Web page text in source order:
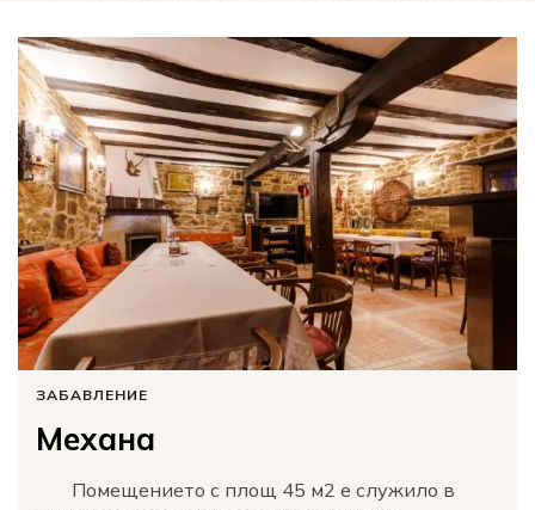
ЗАБАВЛЕНИЕ
Механа
Помещението с площ 45 м2 е служило в